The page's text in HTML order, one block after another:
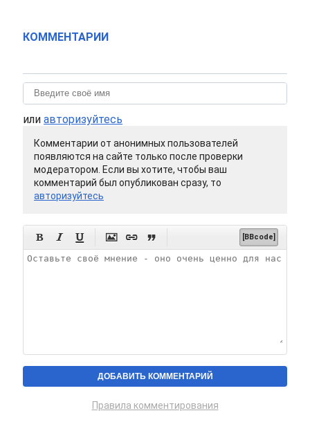
КОММЕНТАРИИ
или авторизуйтесь
Комментарии от анонимных пользователей
появляются на сайте только после проверки
модератором. Если вы хотите, чтобы ваш
комментарий был опубликован сразу, то
авторизуйтесь
      [BBcode]
Правила комментирования